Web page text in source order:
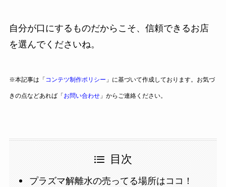
自分が口にするものだからこそ、信頼できるお店
を選んでくださいね。
※本記事は「 コンテツ制作ポリシー 」に基づいて作成しております。お気づ
きの点などあれば「お問い合わせ」からご連絡ください。
目次
プラズマ解離水の売ってる場所はココ！